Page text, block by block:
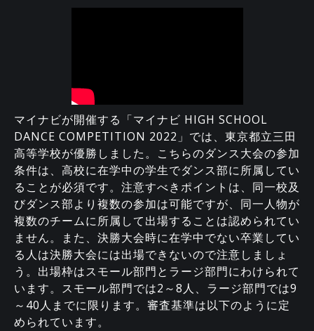
マイナビが開催する「マイナビ HIGH SCHOOL
DANCE COMPETITION 2022」では、東京都立三田
高等学校が優勝しました。こちらのダンス大会の参加
条件は、高校に在学中の学生でダンス部に所属してい
ることが必須です。注意すべきポイントは、同一校及
びダンス部より複数の参加は可能ですが、同一人物が
複数のチームに所属して出場することは認められてい
ません。また、決勝大会時に在学中でない卒業してい
る人は決勝大会には出場できないので注意しましょ
う。出場枠はスモール部門とラージ部門にわけられて
います。スモール部門では2～8人、ラージ部門では9
～40人までに限ります。審査基準は以下のように定
められています。